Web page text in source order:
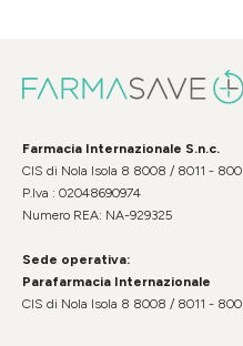
Farmacia Internazionale S.n.c.
CIS di Nola Isola 8 8008 / 8011 -
P.Iva : 02048690974
Numero REA: NA-929325
Sede operativa:
Parafarmacia Internazionale
CIS di Nola Isola 8 8008 / 8011 -